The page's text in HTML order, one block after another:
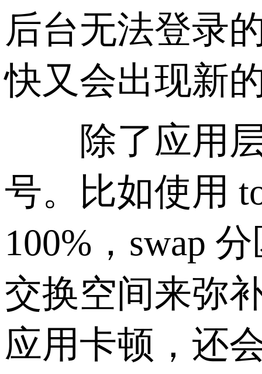
后台无法登录
快又会出现新
除了应用层
号。比如使用
100%，swap
交换空间来弥
应用卡顿，还